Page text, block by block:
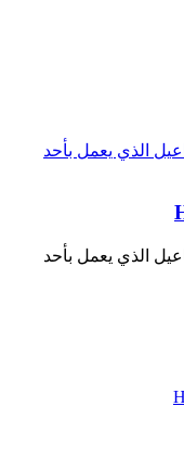
الذي يعمل بأحد
الذي يعمل بأحد